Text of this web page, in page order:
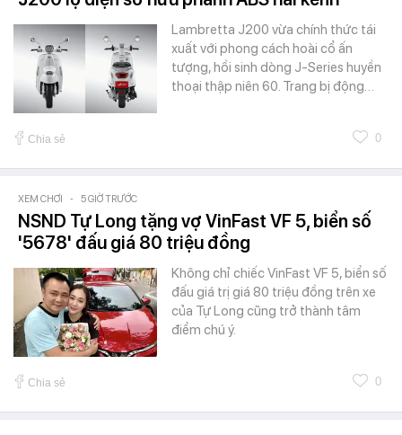
Lambretta J200 vừa chính thức tái
xuất với phong cách hoài cổ ấn
tượng, hồi sinh dòng J-Series huyền
thoại thập niên 60. Trang bị động…
Chia sẻ 0
XEM CHƠI - 5 GIỜ TRƯỚC
NSND Tự Long tặng vợ VinFast VF 5, biển số
'5678' đấu giá 80 triệu đồng
Không chỉ chiếc VinFast VF 5, biển số
đấu giá trị giá 80 triệu đồng trên xe
của Tự Long cũng trở thành tâm
điểm chú ý.
Chia sẻ 0